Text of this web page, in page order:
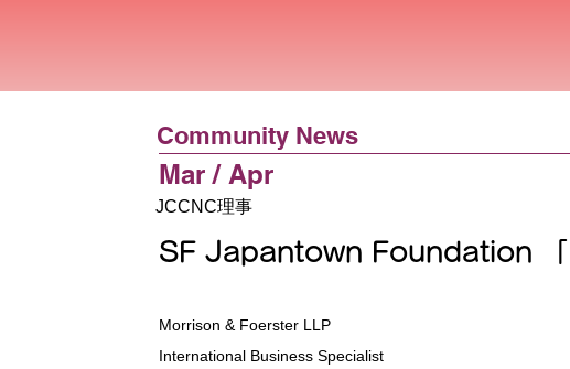
Community News
Mar / Apr
JCCNC理事
SF Japantown Foundation 「
Morrison & Foerster LLP
International Business Specialist